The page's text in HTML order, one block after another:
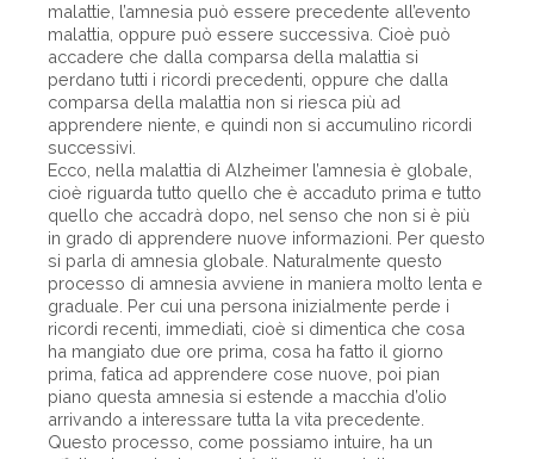
malattie, l’amnesia può essere precedente all’evento
malattia, oppure può essere successiva. Cioè può
accadere che dalla comparsa della malattia si
perdano tutti i ricordi precedenti, oppure che dalla
comparsa della malattia non si riesca più ad
apprendere niente, e quindi non si accumulino ricordi
successivi.
Ecco, nella malattia di Alzheimer l’amnesia è globale,
cioè riguarda tutto quello che è accaduto prima e tutto
quello che accadrà dopo, nel senso che non si è più
in grado di apprendere nuove informazioni. Per questo
si parla di amnesia globale. Naturalmente questo
processo di amnesia avviene in maniera molto lenta e
graduale. Per cui una persona inizialmente perde i
ricordi recenti, immediati, cioè si dimentica che cosa
ha mangiato due ore prima, cosa ha fatto il giorno
prima, fatica ad apprendere cose nuove, poi pian
piano questa amnesia si estende a macchia d’olio
arrivando a interessare tutta la vita precedente.
Questo processo, come possiamo intuire, ha un